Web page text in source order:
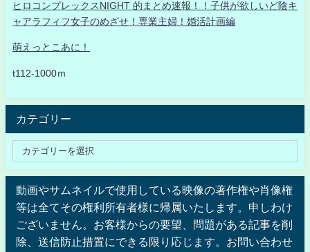
ヒロコンプレックスNIGHT 的まとめ速報！！子供が欲しいど陰キ
ャアラフィフ女子のめざせ！専業主婦！婚活計画編
萌えっとこあに！
t112-1000ｍ
カテゴリー
動画やサムネイルで使用している映像の著作権や肖像権
等は全てその権利所有者様に帰属いたします。申しわけ
ございません。お客様からの要望、問題がある記事を削
除、送信防止措置にできる限り応じます。お問い合わせ